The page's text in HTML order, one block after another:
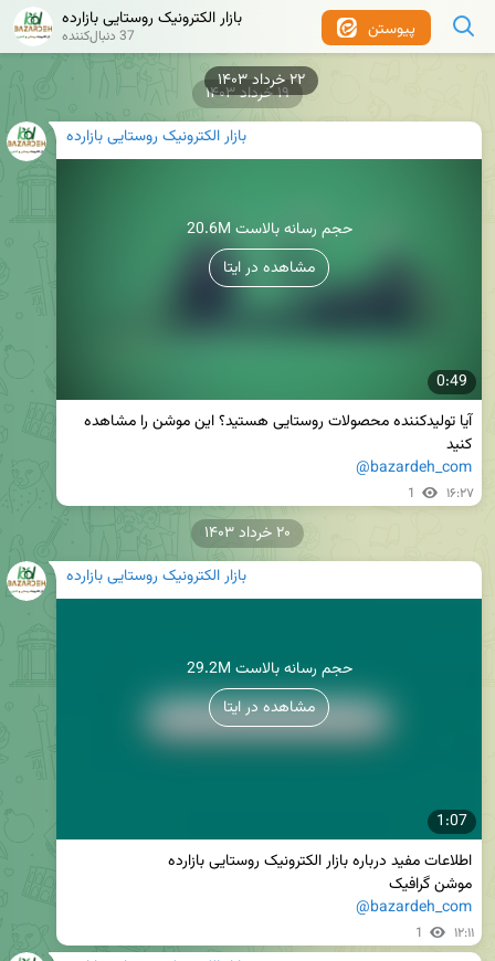
پیوستن بازار الکترونیک روستایی بازارده
37 دنبال‌کننده
بازار الکترونیک روستایی بازارده
0:49
20.6M حجم رسانه بالاست
مشاهده در ایتا
کنید
@bazardeh_com
1 ۱۶:۲۷
۱۹ خرداد ۱۴۰۳
بازار الکترونیک روستایی بازارده
1:07
29.2M حجم رسانه بالاست
مشاهده در ایتا
موشن گرافیک
@bazardeh_com
1 ۱۲:۱۱
۲۰ خرداد ۱۴۰۳